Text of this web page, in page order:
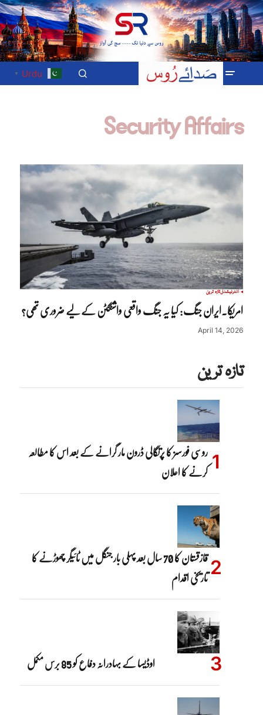
Urdu
▼
Security Affairs
انٹرنیشنلتازہ ترین
امریکا۔ایران جنگ: کیا یہ جنگ واقعی واشنگٹن کے لیے ضروری تھی؟
April 14, 2026
تازہ ترین
روسی فورسز کا پرتگالی ڈرون مار گرانے کے بعد اس کا مطالعہ
کرنے کا اعلان
قازقستان کا 70 سال بعد پہلی بار جنگل میں ٹائیگر چھوڑنے کا
تاریخی اقدام
اوڈیسا کے بہادرانہ دفاع کو 85 برس مکمل